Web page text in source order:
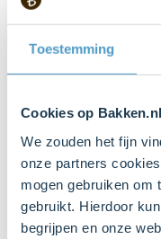
Toestemming
Cookies op Bakken.nl
We zouden het fijn
onze partners
mogen gebruiken om
gebruikt. Hierdoor
begrijpen en onze
Stappen